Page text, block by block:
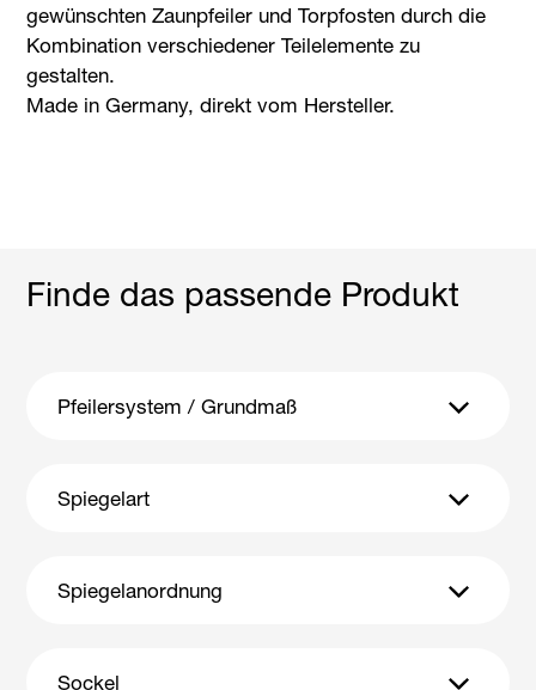
gewünschten Zaunpfeiler und Torpfosten durch die
Kombination verschiedener Teilelemente zu
gestalten.
Made in Germany, direkt vom Hersteller.
Finde das passende Produkt